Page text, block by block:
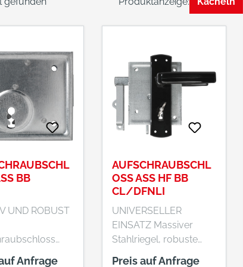
BB
UND ROBUST
ist für den
Anfrage
AUFSCHRAUBSCHL
OSS ASS HF BB
CL/DFNLI
UNIVERSELLER
EINSATZ Massiver
Stahlriegel, robuste
Mechanik: Das
Preis auf Anfrage